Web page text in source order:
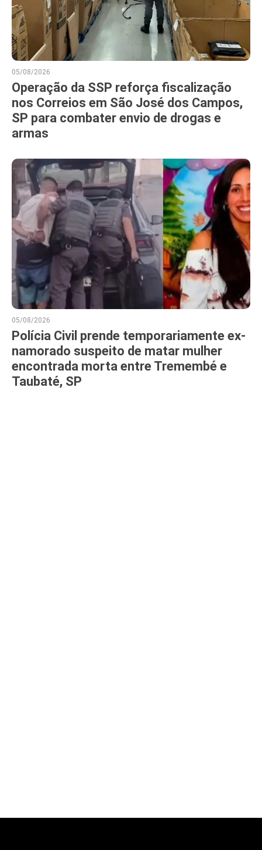
05/08/2026
Operação da SSP reforça fiscalização
nos Correios em São José dos Campos,
SP para combater envio de drogas e
armas
05/08/2026
Polícia Civil prende temporariamente ex-
namorado suspeito de matar mulher
encontrada morta entre Tremembé e
Taubaté, SP